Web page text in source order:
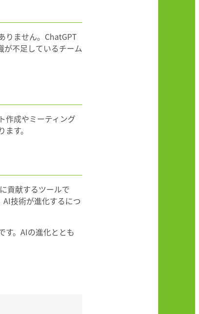
りません。ChatGPT
が不足しているチーム
作成やミーティング
す。
貢献するツールで
技術が進化するにつ
す。AIの進化ととも